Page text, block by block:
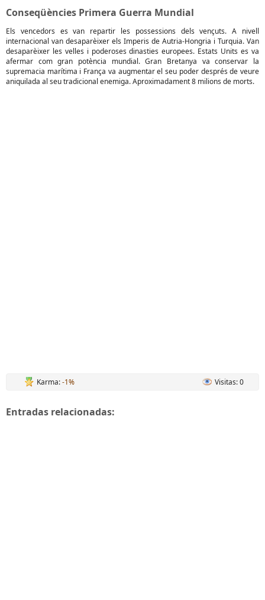
Conseqüències Primera Guerra Mundial
Els vencedors es van repartir les possessions dels vençuts. A nivell
internacional van desaparèixer els Imperis de Autria-Hongria i Turquia. Van
desaparèixer les velles i poderoses dinasties europees. Estats Units es va
afermar com gran potència mundial. Gran Bretanya va conservar la
supremacia marítima i França va augmentar el seu poder després de veure
aniquilada al seu tradicional enemiga. Aproximadament 8 milions de morts.
Karma:-1% Visitas: 0
Entradas relacionadas: